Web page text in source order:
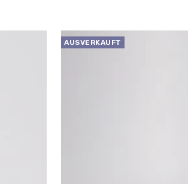
AUSVERKAUFT